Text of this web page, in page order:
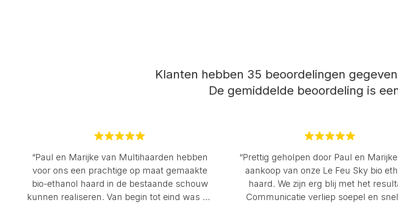
Klanten hebben 35 beoordelingen
De gemiddelde beoordeling is
“Paul en Marijke van Multihaarden hebben
voor ons een prachtige op maat gemaakte
bio-ethanol haard in de bestaande schouw
kunnen realiseren. Van begin tot eind was de
“Prettig geholpen door Paul en
aankoop van onze Le Feu Sky bio
haard. We zijn erg blij met het
Communicatie verliep soepel en